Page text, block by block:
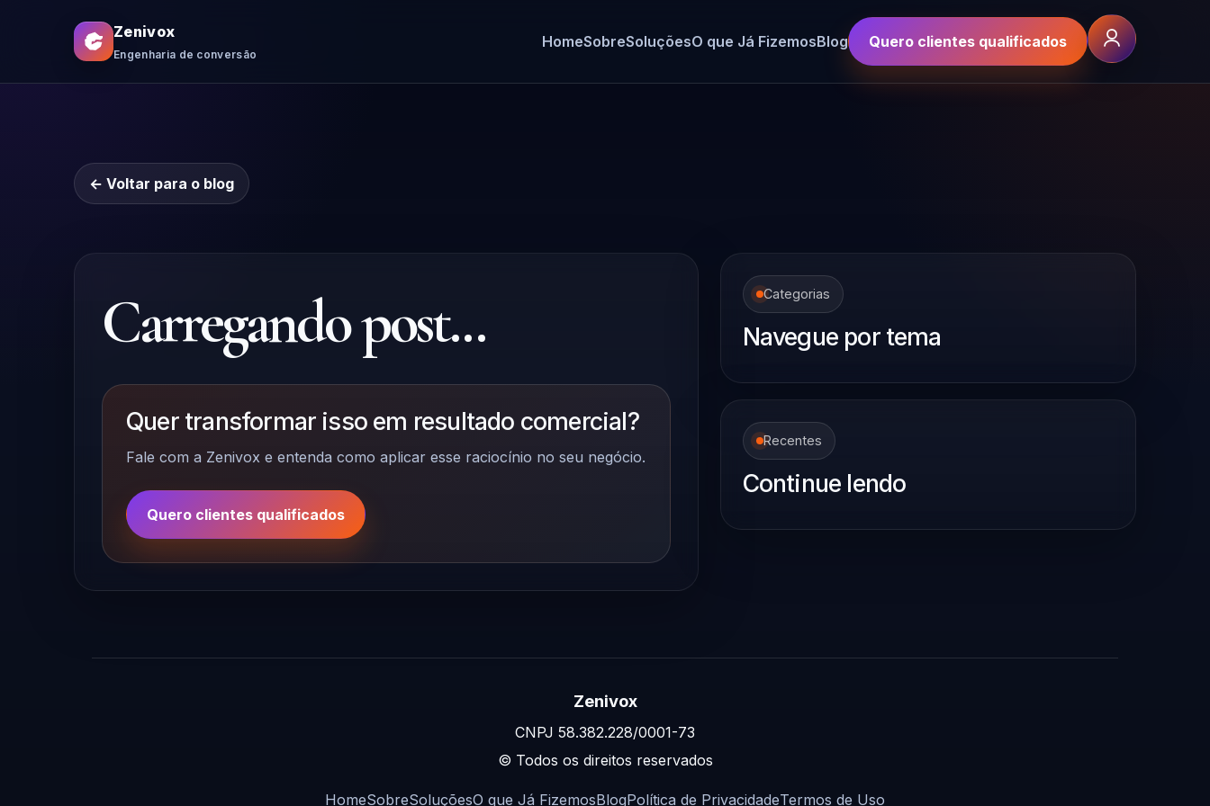
Zenivox
Engenharia de conversão
HomeSobreSoluçõesO que Já FizemosBlog Quero clientes qualificados
← Voltar para o blog
Carregando post...
Quer transformar isso em resultado comercial?
Fale com a Zenivox e entenda como aplicar esse raciocínio no seu negócio.
Quero clientes qualificados
Categorias
Navegue por tema
Recentes
Continue lendo
Zenivox
CNPJ 58.382.228/0001-73
© Todos os direitos reservados
HomeSobreSoluçõesO que Já FizemosBlogPolítica de PrivacidadeTermos de Uso